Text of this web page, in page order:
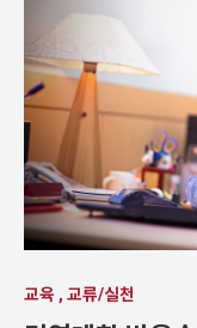
교육 , 교류/실천